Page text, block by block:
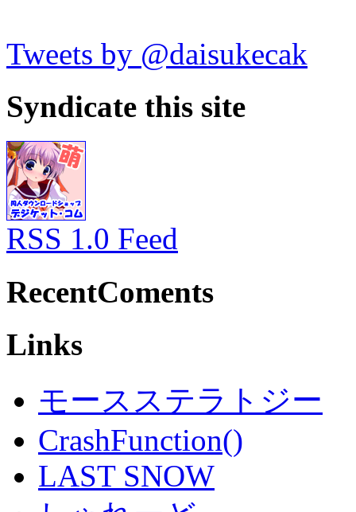
Tweets by @daisukecak
Syndicate this site
RSS 1.0 Feed
RecentComents
Links
モースステラトジー
CrashFunction()
LAST SNOW